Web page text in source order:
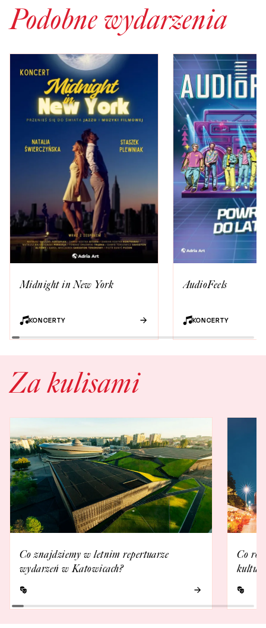
Podobne wydarzenia
Midnight in New York
KONCERTY
AudioFeels
KONCERTY
Za kulisami
Co znajdziemy w letnim repertuarze
wydarzeń w Katowicach?
Co